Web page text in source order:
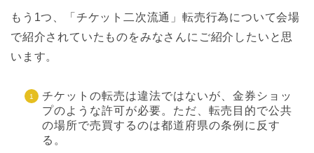
もう1つ、「チケット二次流通」転売行為について会場
で紹介されていたものをみなさんにご紹介したいと思
います。
チケットの転売は違法ではないが、金券ショッ
プのような許可が必要。ただ、転売目的で公共
の場所で売買するのは都道府県の条例に反す
る。